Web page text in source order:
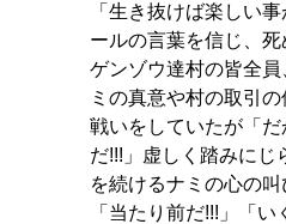
「生き抜けば楽しい
ールの言葉を信じ、死
ゲンゾウ達村の皆全
ミの真意や村の取引
戦いをしていたが「だ
だ!!!」虚しく踏みに
を続けるナミの心の
「当たり前だ!!!」「